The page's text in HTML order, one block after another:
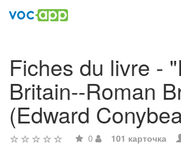
Fiches du livre -
Britain--Roman
(Edward
0 101 карточка